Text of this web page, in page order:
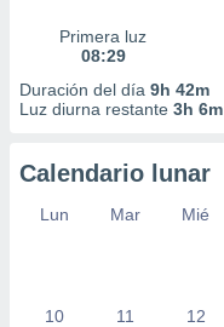
Primera luz
08:29
Duración del día 9h 42m
Luz diurna restante 3h 6m
Calendario lunar
Lun Mar Mié
10 11 12